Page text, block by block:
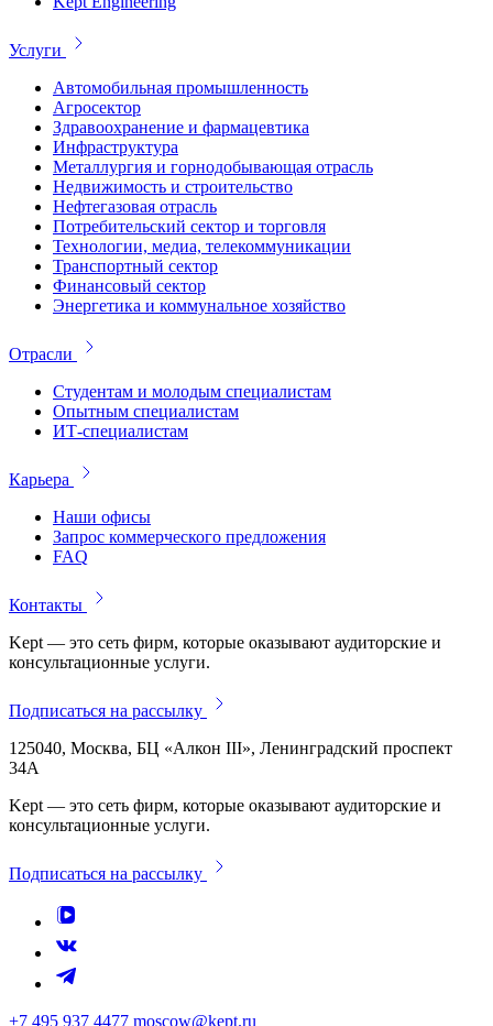
Услуги
Автомобильная промышленность
Агросектор
Здравоохранение и фармацевтика
Инфраструктура
Металлургия и горнодобывающая отрасль
Недвижимость и строительство
Нефтегазовая отрасль
Потребительский сектор и торговля
Технологии, медиа, телекоммуникации
Транспортный сектор
Финансовый сектор
Энергетика и коммунальное хозяйство
Отрасли
Студентам и молодым специалистам
Опытным специалистам
ИТ-специалистам
Карьера
Наши офисы
Запрос коммерческого предложения
FAQ
Контакты
Kept — это сеть фирм, которые оказывают аудиторские и
консультационные услуги.
Подписаться на рассылку
125040, Москва, БЦ «Алкон III», Ленинградский проспект
34А
Kept — это сеть фирм, которые оказывают аудиторские и
консультационные услуги.
Подписаться на рассылку
+7 495 937 4477 moscow@kept.ru